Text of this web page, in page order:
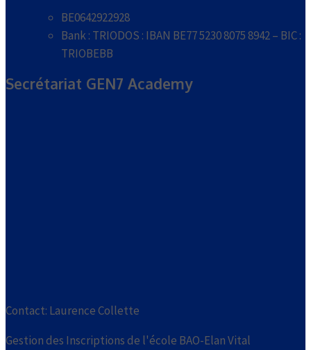
BE0642922928
Bank : TRIODOS : IBAN BE77 5230 8075 8942 – BIC :
TRIOBEBB
Secrétariat GEN7 Academy
Contact: Laurence Collette
Gestion des Inscriptions de l'école BAO-Elan Vital